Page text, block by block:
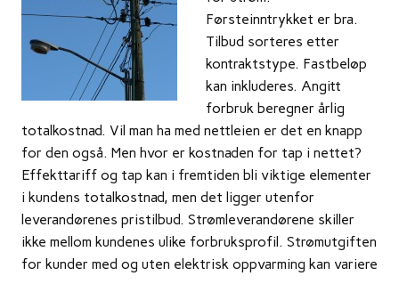
Førsteinntrykket er bra.
Tilbud sorteres etter
kontraktstype. Fastbeløp
kan inkluderes. Angitt
forbruk beregner årlig
totalkostnad. Vil man ha med nettleien er det en knapp
for den også. Men hvor er kostnaden for tap i nettet?
Effekttariff og tap kan i fremtiden bli viktige elementer
i kundens totalkostnad, men det ligger utenfor
leverandørenes pristilbud. Strømleverandørene skiller
ikke mellom kundenes ulike forbruksprofil. Strømutgiften
for kunder med og uten elektrisk oppvarming kan variere